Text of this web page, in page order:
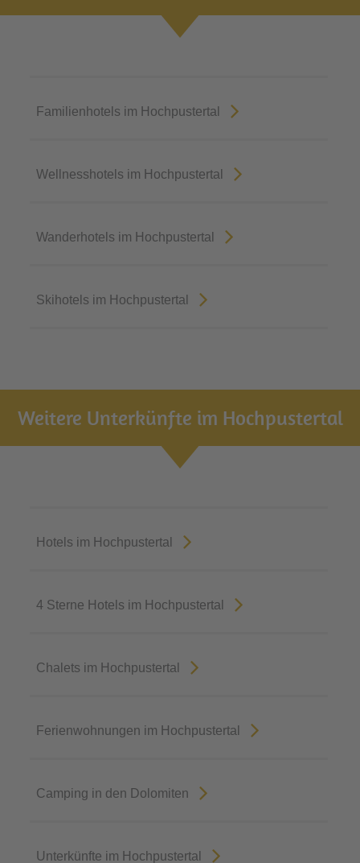
Familienhotels im Hochpustertal
Wellnesshotels im Hochpustertal
Wanderhotels im Hochpustertal
Skihotels im Hochpustertal
Weitere Unterkünfte im Hochpustertal
Hotels im Hochpustertal
4 Sterne Hotels im Hochpustertal
Chalets im Hochpustertal
Ferienwohnungen im Hochpustertal
Camping in den Dolomiten
Unterkünfte im Hochpustertal